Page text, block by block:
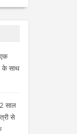
के साथ
साल
से